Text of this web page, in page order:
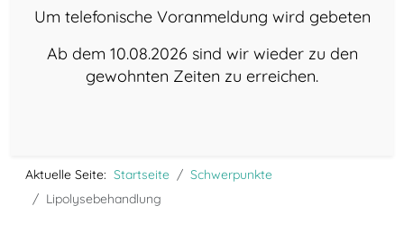
Um telefonische Voranmeldung wird gebeten
Ab dem 10.08.2026 sind wir wieder zu den
gewohnten Zeiten zu erreichen.
Aktuelle Seite: Startseite
Schwerpunkte
Lipolysebehandlung